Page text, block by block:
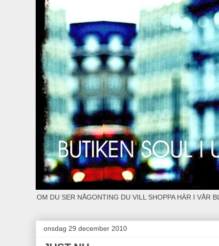
OM DU SER NÅGONTING DU VILL SHOPPA HÄR I VÅR
onsdag 29 december 2010